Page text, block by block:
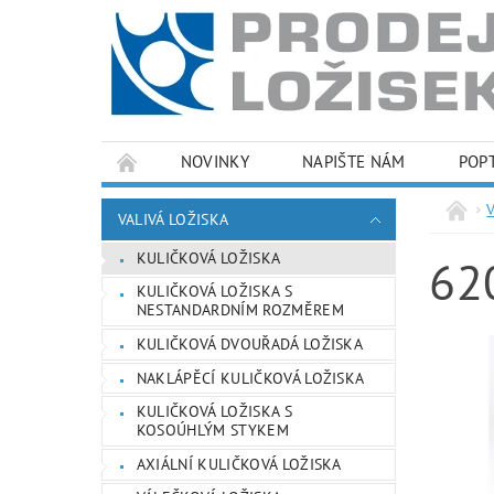
NOVINKY NAPIŠTE NÁM
PODMÍNKY OCHRANY OSOBNÍCH ÚDAJŮ
VALIVÁ LOŽISKA
KULIČKOVÁ LOŽISKA
KULIČKOVÁ LOŽISKA S
NESTANDARDNÍM ROZMĚREM
KULIČKOVÁ DVOUŘADÁ LOŽISKA
NAKLÁPĚCÍ KULIČKOVÁ LOŽISKA
KULIČKOVÁ LOŽISKA S
KOSOÚHLÝM STYKEM
AXIÁLNÍ KULIČKOVÁ LOŽISKA